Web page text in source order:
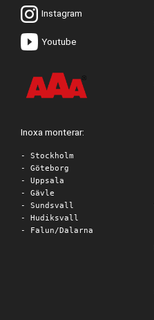
Instagram
Youtube
Inoxa monterar:
- Stockholm
- Göteborg
- Uppsala
- Gävle
- Sundsvall
- Hudiksvall
- Falun/Dalarna